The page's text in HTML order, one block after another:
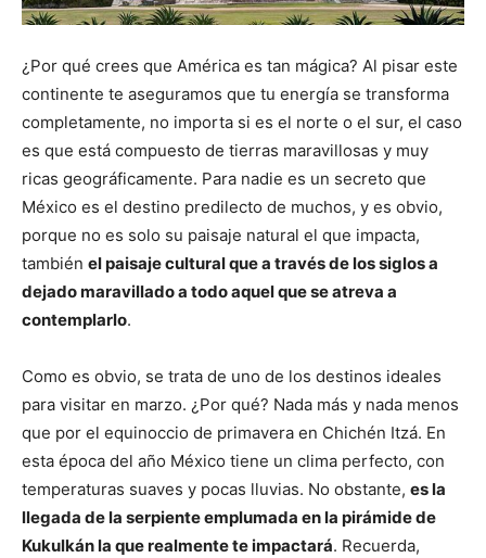
¿Por qué crees que América es tan mágica? Al pisar este
continente te aseguramos que tu energía se transforma
completamente, no importa si es el norte o el sur, el caso
es que está compuesto de tierras maravillosas y muy
ricas geográficamente. Para nadie es un secreto que
México es el destino predilecto de muchos, y es obvio,
porque no es solo su paisaje natural el que impacta,
también el paisaje cultural que a través de los siglos a
dejado maravillado a todo aquel que se atreva a
contemplarlo.
Como es obvio, se trata de uno de los destinos ideales
para visitar en marzo. ¿Por qué? Nada más y nada menos
que por el equinoccio de primavera en Chichén Itzá. En
esta época del año México tiene un clima perfecto, con
temperaturas suaves y pocas lluvias. No obstante, es la
llegada de la serpiente emplumada en la pirámide de
Kukulkán la que realmente te impactará. Recuerda,